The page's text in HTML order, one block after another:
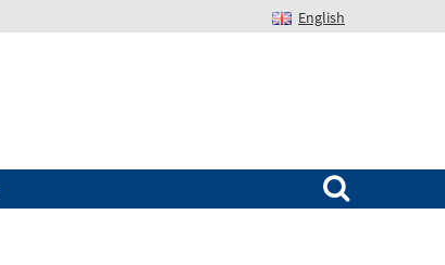
English
Suchen nach: